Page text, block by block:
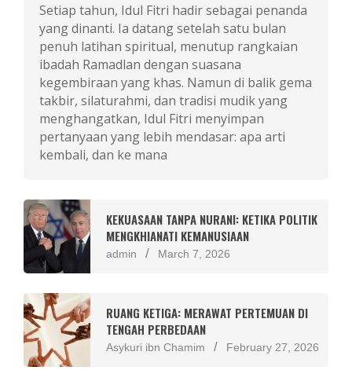
Setiap tahun, Idul Fitri hadir sebagai penanda
yang dinanti. Ia datang setelah satu bulan
penuh latihan spiritual, menutup rangkaian
ibadah Ramadlan dengan suasana
kegembiraan yang khas. Namun di balik gema
takbir, silaturahmi, dan tradisi mudik yang
menghangatkan, Idul Fitri menyimpan
pertanyaan yang lebih mendasar: apa arti
kembali, dan ke mana
KEKUASAAN TANPA NURANI: KETIKA POLITIK
MENGKHIANATI KEMANUSIAAN
admin March 7, 2026
RUANG KETIGA: MERAWAT PERTEMUAN DI
TENGAH PERBEDAAN
Asykuri ibn Chamim February 27, 2026